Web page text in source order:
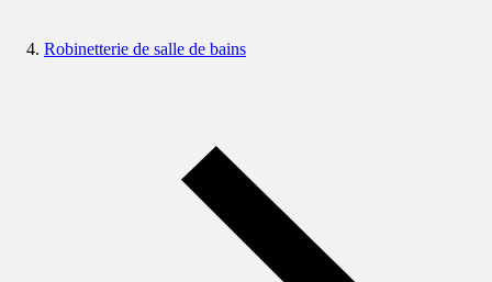
Robinetterie de salle de bains